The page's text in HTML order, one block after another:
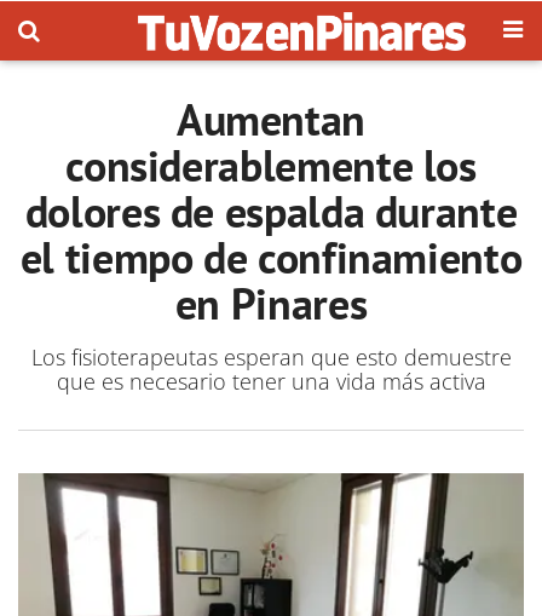
Aumentan
considerablemente los
dolores de espalda durante
el tiempo de confinamiento
en Pinares
Los fisioterapeutas esperan que esto demuestre
que es necesario tener una vida más activa